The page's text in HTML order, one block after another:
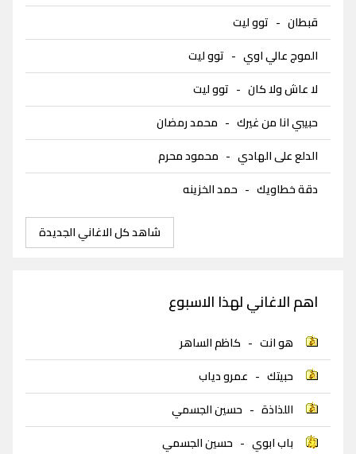
قبطان - توو ليت
الموج عالي اوي - توو ليت
لا عاش ولا كان - توو ليت
حبيبي انا من غيرك - محمد رمضان
الدلع على الهادي - محمود محرم
دقة خطاويك - حمد الخزينه
شاهد كل الاغاني الجديدة
اهم الاغاني لهذا الاسبوع
هو انت - كاظم الساهر
حبيتك - عمرو دياب
اللذاذة - حسين الجسمي
باب ابوي - حسين الجسمي